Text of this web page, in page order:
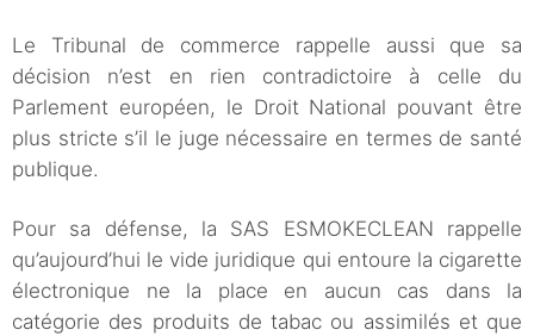
Le Tribunal de commerce rappelle aussi que sa
décision n’est en rien contradictoire à celle du
Parlement européen, le Droit National pouvant être
plus stricte s’il le juge nécessaire en termes de santé
publique.
Pour sa défense, la SAS ESMOKECLEAN rappelle
qu’aujourd’hui le vide juridique qui entoure la cigarette
électronique ne la place en aucun cas dans la
catégorie des produits de tabac ou assimilés et que